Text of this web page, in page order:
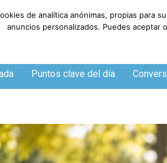
7 de agosto de 2026
Puntos clave del día
de analítica anónimas, propias para
anuncios personalizados. Puedes aceptar